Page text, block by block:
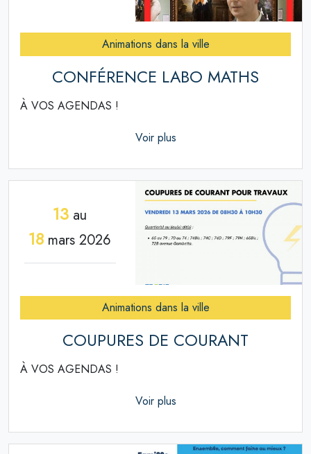
Animations dans la ville
CONFÉRENCE LABO MATHS
À VOS AGENDAS !
Voir plus
13 au
18 mars 2026
Animations dans la ville
COUPURES DE COURANT
À VOS AGENDAS !
Voir plus